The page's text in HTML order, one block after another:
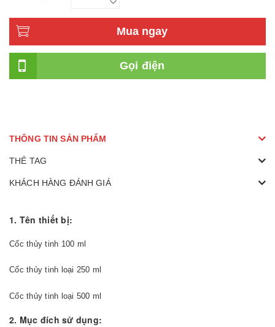
Mua ngay
Gọi điện
THÔNG TIN SẢN PHẨM
THẺ TAG
KHÁCH HÀNG ĐÁNH GIÁ
1. Tên thiết bị:
Cốc thủy tinh 100 ml
Cốc thủy tinh loại 250 ml
Cốc thủy tinh loại 500 ml
2. Mục đích sử dụng: